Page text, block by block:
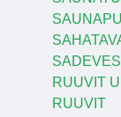
RUUVIT
RUUVIT